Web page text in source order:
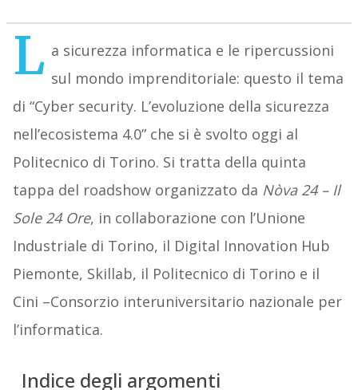
L a sicurezza informatica e le ripercussioni
sul mondo imprenditoriale: questo il tema
di “Cyber security. L’evoluzione della sicurezza
nell’ecosistema 4.0” che si è svolto oggi al
Politecnico di Torino. Si tratta della quinta
tappa del roadshow organizzato da Nòva 24 – Il
Sole 24 Ore, in collaborazione con l’Unione
Industriale di Torino, il Digital Innovation Hub
Piemonte, Skillab, il Politecnico di Torino e il
Cini –Consorzio interuniversitario nazionale per
l’informatica.
Indice degli argomenti